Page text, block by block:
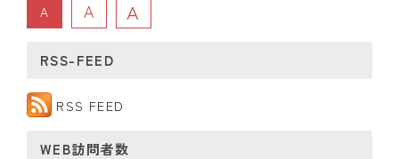
A A A
RSS-FEED
RSS FEED
WEB訪問者数